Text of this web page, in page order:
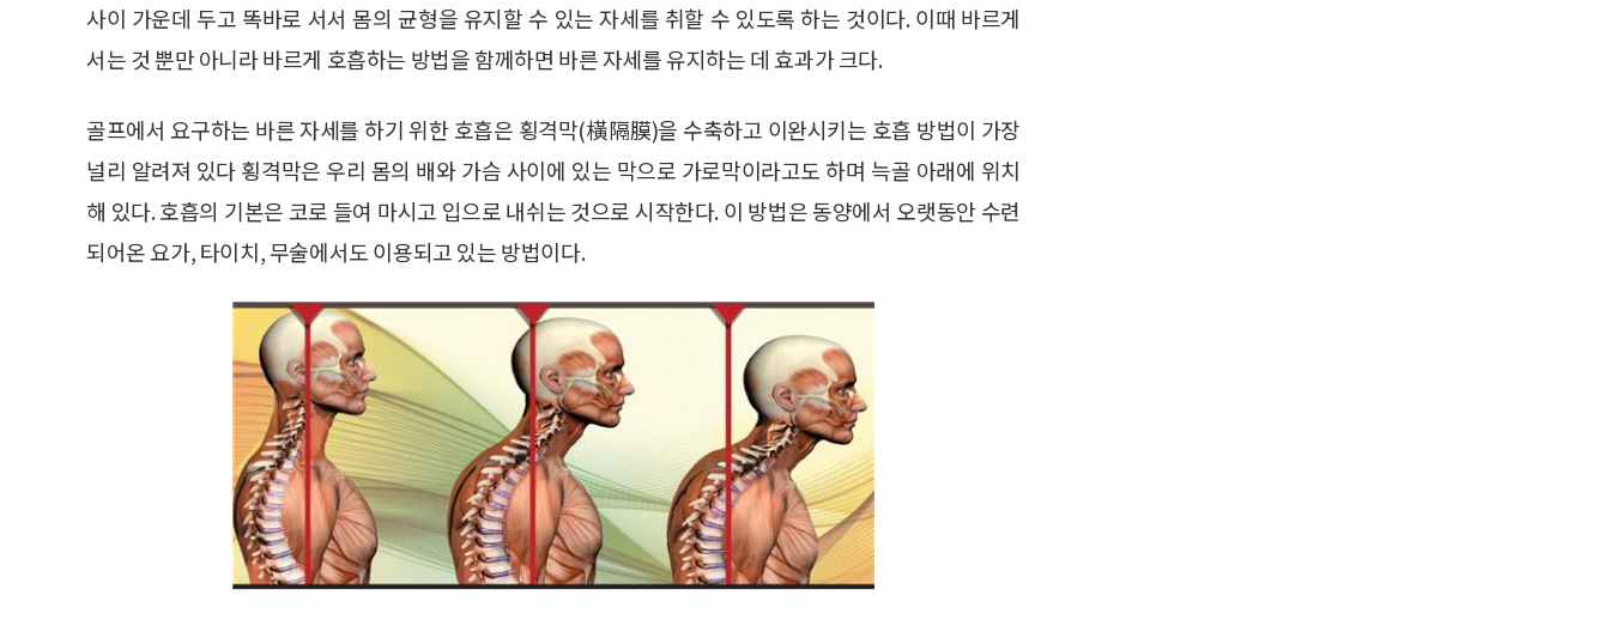
사이 가운데 두고 똑바로 서서 몸의 균형을 유지할 수 있는 자세를 취할 수 있도록 하는 것이다. 이때 바르게
서는 것 뿐만 아니라 바르게 호흡하는 방법을 함께하면 바른 자세를 유지하는 데 효과가 크다.
골프에서 요구하는 바른 자세를 하기 위한 호흡은 횡격막(橫隔膜)을 수축하고 이완시키는 호흡 방법이 가장
널리 알려져 있다 횡격막은 우리 몸의 배와 가슴 사이에 있는 막으로 가로막이라고도 하며 늑골 아래에 위치
해 있다. 호흡의 기본은 코로 들여 마시고 입으로 내쉬는 것으로 시작한다. 이 방법은 동양에서 오랫동안 수련
되어온 요가, 타이치, 무술에서도 이용되고 있는 방법이다.